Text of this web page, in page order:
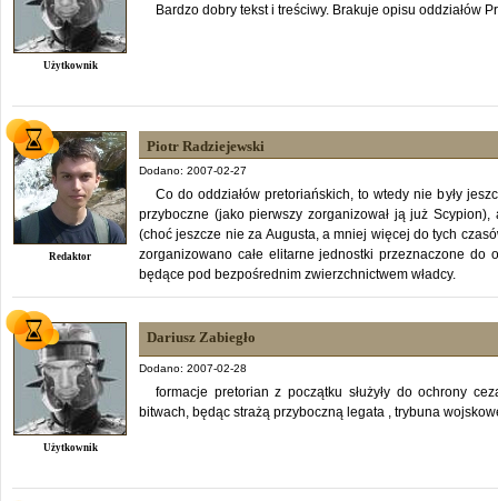
Użytkownik
Bardzo dobry tekst i treściwy. Brakuje opisu oddziałów
Redaktor
Piotr Radziejewski
Dodano: 2007-02-27
Co do oddziałów pretoriańskich, to wtedy nie były
przyboczne (jako pierwszy zorganizował ją już
(choć jeszcze nie za Augusta, a mniej więcej do tych
zorganizowano całe elitarne jednostki przeznaczone
będące pod bezpośrednim zwierzchnictwem władcy.
Użytkownik
Dariusz Zabiegło
Dodano: 2007-02-28
formacje pretorian z początku służyły do ochrony
bitwach, będąc strażą przyboczną legata , trybuna